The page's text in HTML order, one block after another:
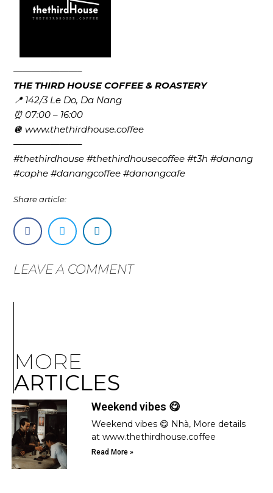
———————–
THE THIRD HOUSE COFFEE & ROASTERY
📍 142/3 Le Do, Da Nang
⏰ 07:00 – 16:00
🪩 www.thethirdhouse.coffee
———————–
#thethirdhouse #thethirdhousecoffee #t3h #danang
#caphe #danangcoffee #danangcafe
Share article:
LEAVE A COMMENT
MORE
ARTICLES
Weekend vibes 😋
Weekend vibes 😋 Nhà, More details
at www.thethirdhouse.coffee
Read More »